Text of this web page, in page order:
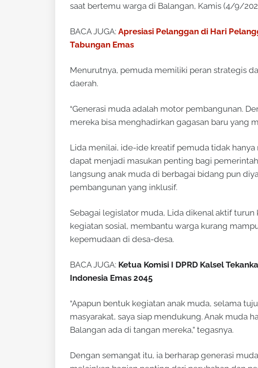
saat bertemu warga di Balangan, Kamis (4/9/
BACA JUGA: Apresiasi Pelanggan di Hari
Tabungan Emas
Menurutnya, pemuda memiliki peran strategis
daerah.
“Generasi muda adalah motor pembangunan.
mereka bisa menghadirkan gagasan baru yang
Lida menilai, ide-ide kreatif pemuda tidak
dapat menjadi masukan penting bagi
langsung anak muda di berbagai bidang pun
pembangunan yang inklusif.
Sebagai legislator muda, Lida dikenal aktif turun
kegiatan sosial, membantu warga kurang
kepemudaan di desa-desa.
BACA JUGA: Ketua Komisi I DPRD Kalsel
Indonesia Emas 2045
“Apapun bentuk kegiatan anak muda, selama
masyarakat, saya siap mendukung. Anak muda
Balangan ada di tangan mereka,” tegasnya.
Dengan semangat itu, ia berharap generasi